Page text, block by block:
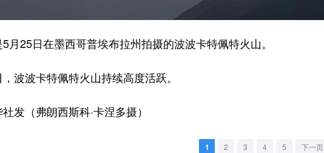
25日在墨西哥普埃布拉州拍摄的波波卡特佩特火山。
波卡特佩特火山持续高度活跃。
（弗朗西斯科·卡涅多摄）
1 2 3 4 5 下一页